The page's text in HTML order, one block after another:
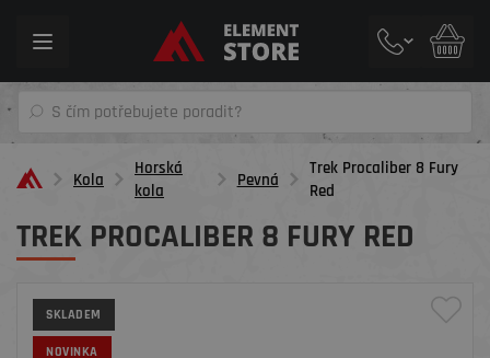
Toggle
Kola
Horská
kola
Pevná
Trek Procaliber 8 Fury
Red
TREK PROCALIBER 8 FURY RED
SKLADEM
NOVINKA